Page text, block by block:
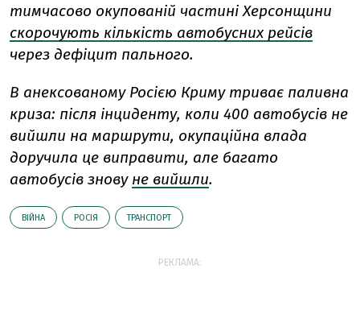
тимчасово окупованій частині Херсонщини
скорочують кількість автобусних рейсів
через дефіцит пального.
В анексованому Росією Криму триває паливна
криза: після інциденту, коли 400 автобусів не
вийшли на маршрути, окупаційна влада
доручила це виправити, але багато
автобусів знову не вийшли.
ВІЙНА РОСІЯ ТРАНСПОРТ
РЕКЛАМА: